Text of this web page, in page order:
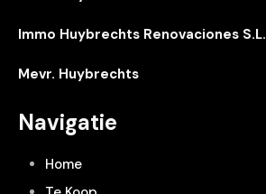
Immo Huybrechts Renovaciones S.L.
Mevr. Huybrechts
Navigatie
Home